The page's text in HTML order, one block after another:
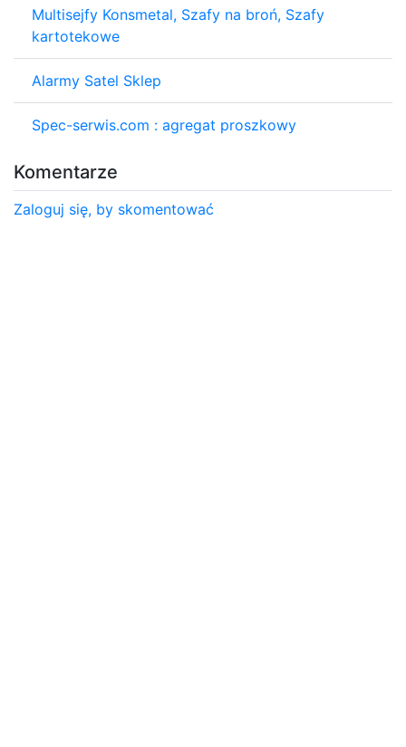
Multisejfy Konsmetal, Szafy na broń, Szafy
kartotekowe
Alarmy Satel Sklep
Spec-serwis.com : agregat proszkowy
Komentarze
Zaloguj się, by skomentować